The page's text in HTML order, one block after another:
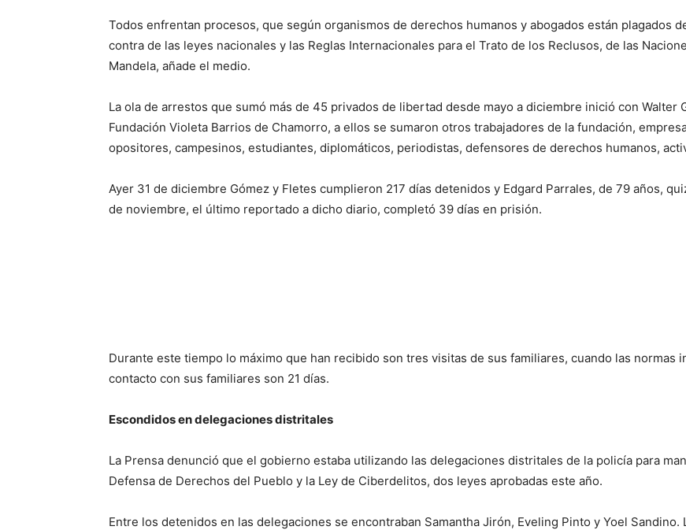
Todos enfrentan procesos, que según organismos de derechos humanos y abogados están plagados
contra de las leyes nacionales y las Reglas Internacionales para el Trato de los Reclusos, de las
Mandela, añade el medio.
La ola de arrestos que sumó más de 45 privados de libertad desde mayo a diciembre inició con Walter
Fundación Violeta Barrios de Chamorro, a ellos se sumaron otros trabajadores de la fundación,
opositores, campesinos, estudiantes, diplomáticos, periodistas, defensores de derechos humanos,
Ayer 31 de diciembre Gómez y Fletes cumplieron 217 días detenidos y Edgard Parrales, de 79 años,
de noviembre, el último reportado a dicho diario, completó 39 días en prisión.
Durante este tiempo lo máximo que han recibido son tres visitas de sus familiares, cuando las normas
contacto con sus familiares son 21 días.
Escondidos en delegaciones distritales
La Prensa denunció que el gobierno estaba utilizando las delegaciones distritales de la policía para
Defensa de Derechos del Pueblo y la Ley de Ciberdelitos, dos leyes aprobadas este año.
Entre los detenidos en las delegaciones se encontraban Samantha Jirón, Eveling Pinto y Yoel